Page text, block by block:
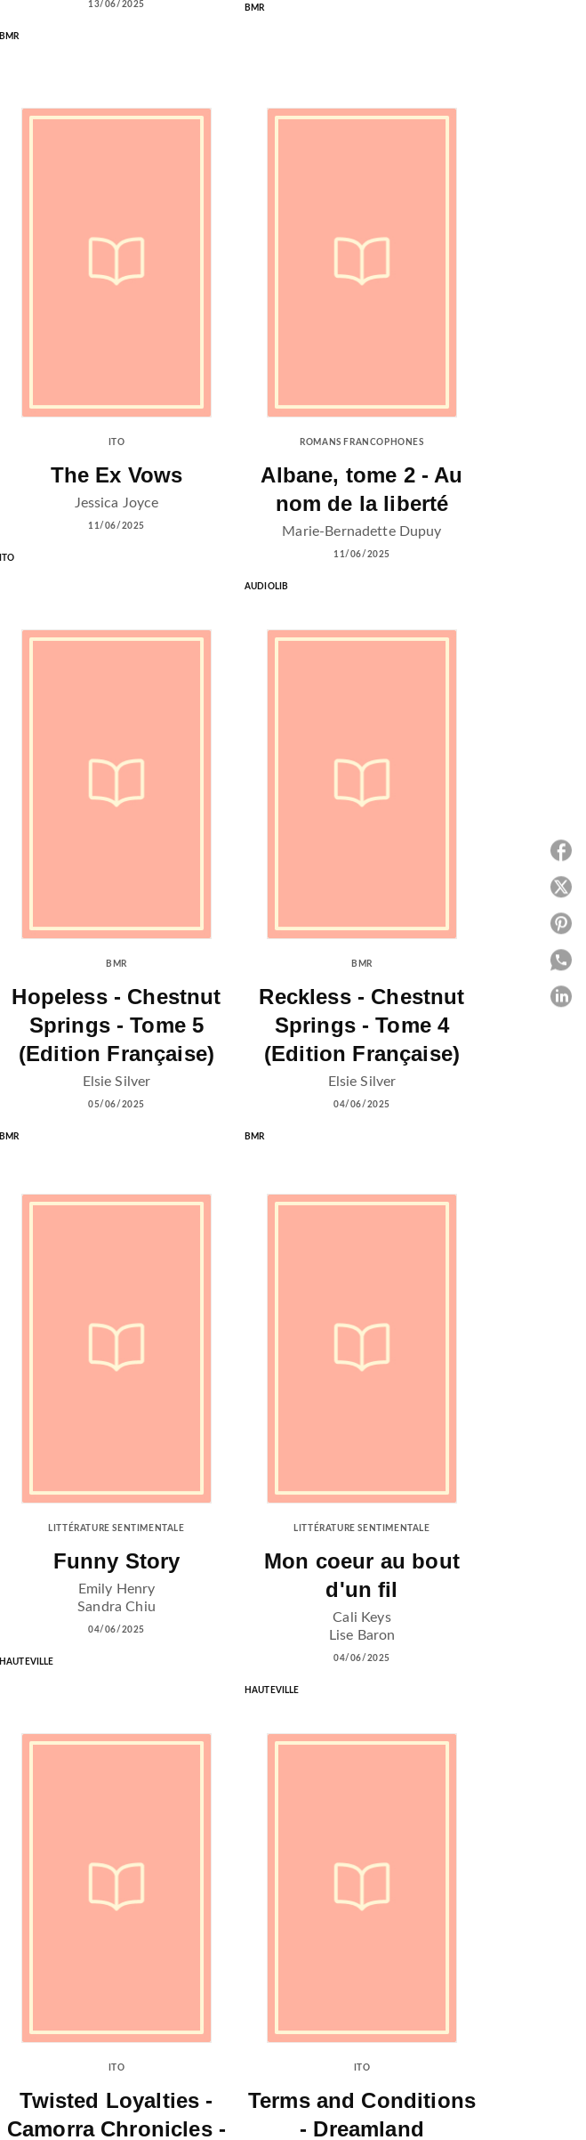
13/06/2025
BMR
BMR
ITO
The Ex Vows
Jessica Joyce
11/06/2025
ITO
ROMANS FRANCOPHONES
Albane, tome 2 - Au
nom de la liberté
Marie-Bernadette Dupuy
11/06/2025
AUDIOLIB
BMR
Hopeless - Chestnut
Springs - Tome 5
(Edition Française)
Elsie Silver
05/06/2025
BMR
BMR
Reckless - Chestnut
Springs - Tome 4
(Edition Française)
Elsie Silver
04/06/2025
BMR
LITTÉRATURE SENTIMENTALE
Funny Story
Emily Henry
Sandra Chiu
04/06/2025
HAUTEVILLE
LITTÉRATURE SENTIMENTALE
Mon coeur au bout
d'un fil
Cali Keys
Lise Baron
04/06/2025
HAUTEVILLE
ITO
Twisted Loyalties -
Camorra Chronicles -
ITO
Terms and Conditions
- Dreamland